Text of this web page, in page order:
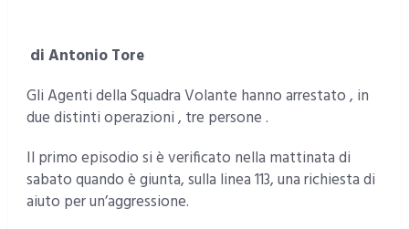
di Antonio Tore
Gli Agenti della Squadra Volante hanno arrestato , in
due distinti operazioni , tre persone .
Il primo episodio si è verificato nella mattinata di
sabato quando è giunta, sulla linea 113, una richiesta di
aiuto per un’aggressione.